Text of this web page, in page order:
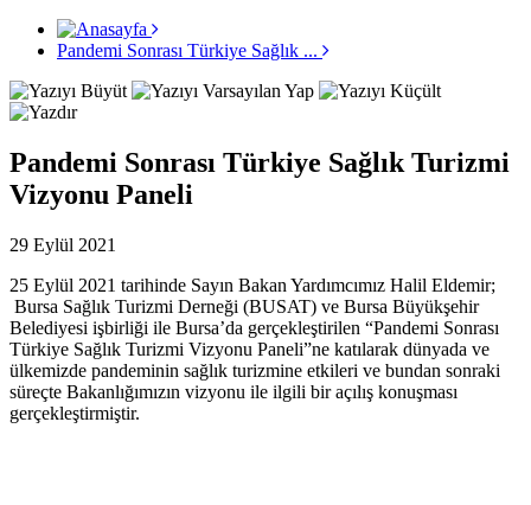
Pandemi Sonrası Türkiye Sağlık ...
Pandemi Sonrası Türkiye Sağlık Turizmi
Vizyonu Paneli
29 Eylül 2021
25 Eylül 2021 tarihinde Sayın Bakan Yardımcımız Halil Eldemir;
Bursa Sağlık Turizmi Derneği (BUSAT) ve Bursa Büyükşehir
Belediyesi işbirliği ile Bursa’da gerçekleştirilen “Pandemi Sonrası
Türkiye Sağlık Turizmi Vizyonu Paneli”ne katılarak dünyada ve
ülkemizde pandeminin sağlık turizmine etkileri ve bundan sonraki
süreçte Bakanlığımızın vizyonu ile ilgili bir açılış konuşması
gerçekleştirmiştir.